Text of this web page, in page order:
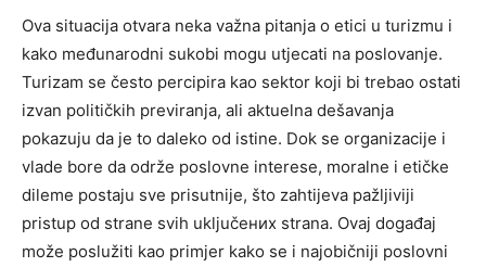
Ova situacija otvara neka važna pitanja o etici u turizmu i
kako međunarodni sukobi mogu utjecati na poslovanje.
Turizam se često percipira kao sektor koji bi trebao ostati
izvan političkih previranja, ali aktuelna dešavanja
pokazuju da je to daleko od istine. Dok se organizacije i
vlade bore da održe poslovne interese, moralne i etičke
dileme postaju sve prisutnije, što zahtijeva pažljiviji
pristup od strane svih uključених strana. Ovaj događaj
može poslužiti kao primjer kako se i najobičniji poslovni